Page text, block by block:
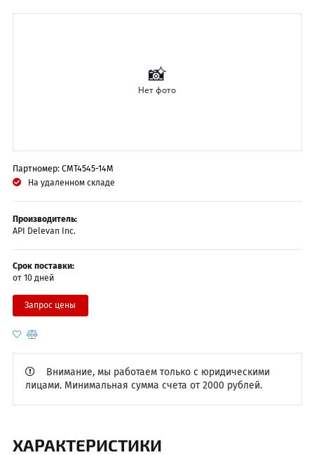
ХАРАКТЕРИСТИКИ
Партномер: CMT4545-14M
Срок поставки:
от 10 дней
На удаленном складе
Производитель:
API Delevan Inc.
Запрос цены
Внимание, мы работаем только с юридическими
лицами. Минимальная сумма счета от 2000 рублей.